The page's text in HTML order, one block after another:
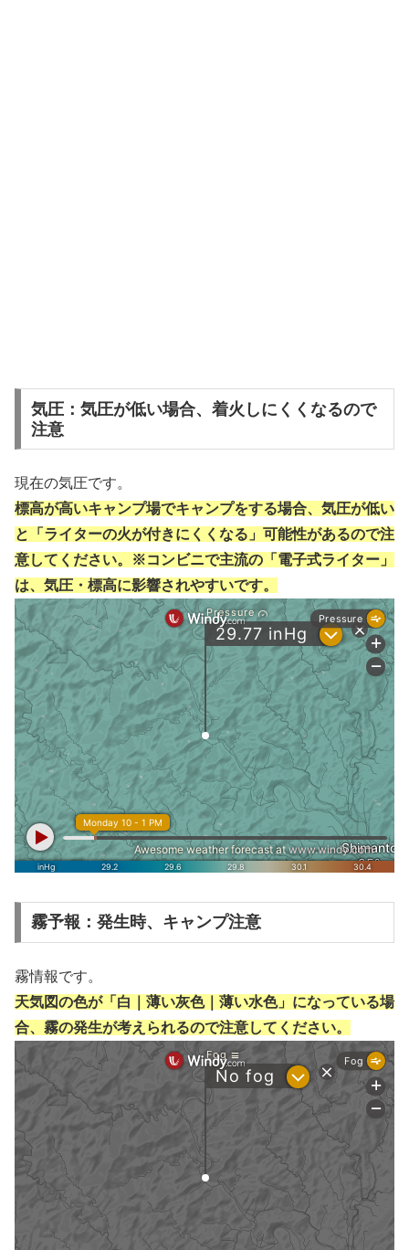
気圧：気圧が低い場合、着火しにくくなるので
注意
現在の気圧です。
標高が高いキャンプ場でキャンプをする場合、気圧が低い
と「ライターの火が付きにくくなる」可能性があるので注
意してください。※コンビニで主流の「電子式ライター」
は、気圧・標高に影響されやすいです。
霧予報：発生時、キャンプ注意
霧情報です。
天気図の色が「白｜薄い灰色｜薄い水色」になっている場
合、霧の発生が考えられるので注意してください。